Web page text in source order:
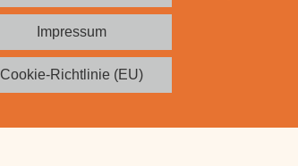
Impressum
Cookie-Richtlinie (EU)